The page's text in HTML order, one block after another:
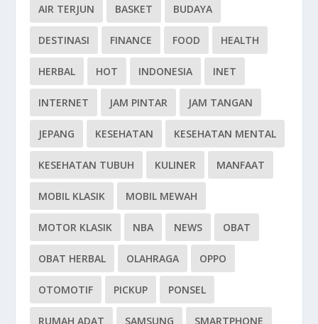
AIR TERJUN BASKET BUDAYA
DESTINASI FINANCE FOOD HEALTH
HERBAL HOT INDONESIA INET
INTERNET JAM PINTAR JAM TANGAN
JEPANG KESEHATAN KESEHATAN MENTAL
KESEHATAN TUBUH KULINER MANFAAT
MOBIL KLASIK MOBIL MEWAH
MOTOR KLASIK NBA NEWS OBAT
OBAT HERBAL OLAHRAGA OPPO
OTOMOTIF PICKUP PONSEL
RUMAH ADAT SAMSUNG SMARTPHONE